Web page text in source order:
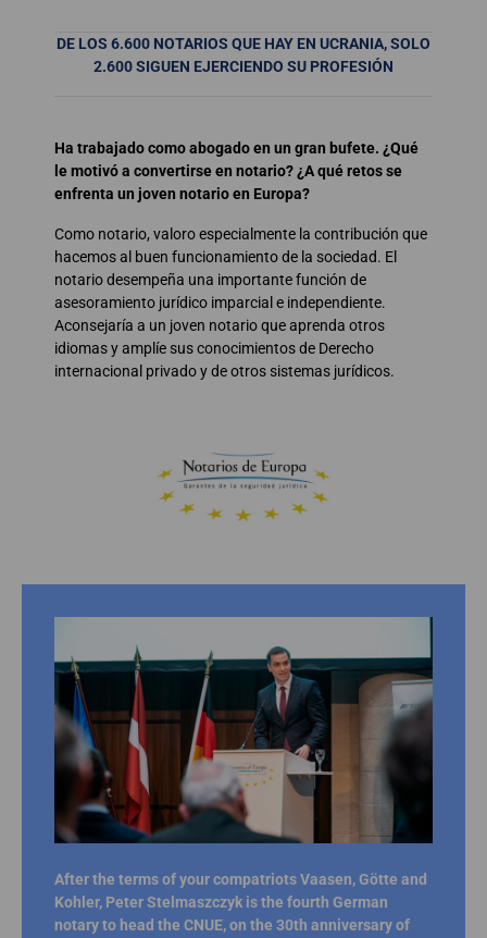
DE LOS 6.600 NOTARIOS QUE HAY EN UCRANIA, SOLO
2.600 SIGUEN EJERCIENDO SU PROFESIÓN
Ha trabajado como abogado en un gran bufete. ¿Qué
le motivó a convertirse en notario? ¿A qué retos se
enfrenta un joven notario en Europa?
Como notario, valoro especialmente la contribución que
hacemos al buen funcionamiento de la sociedad. El
notario desempeña una importante función de
asesoramiento jurídico imparcial e independiente.
Aconsejaría a un joven notario que aprenda otros
idiomas y amplíe sus conocimientos de Derecho
internacional privado y de otros sistemas jurídicos.
After the terms of your compatriots Vaasen, Götte and
Kohler, Peter Stelmaszczyk is the fourth German
notary to head the CNUE, on the 30th anniversary of